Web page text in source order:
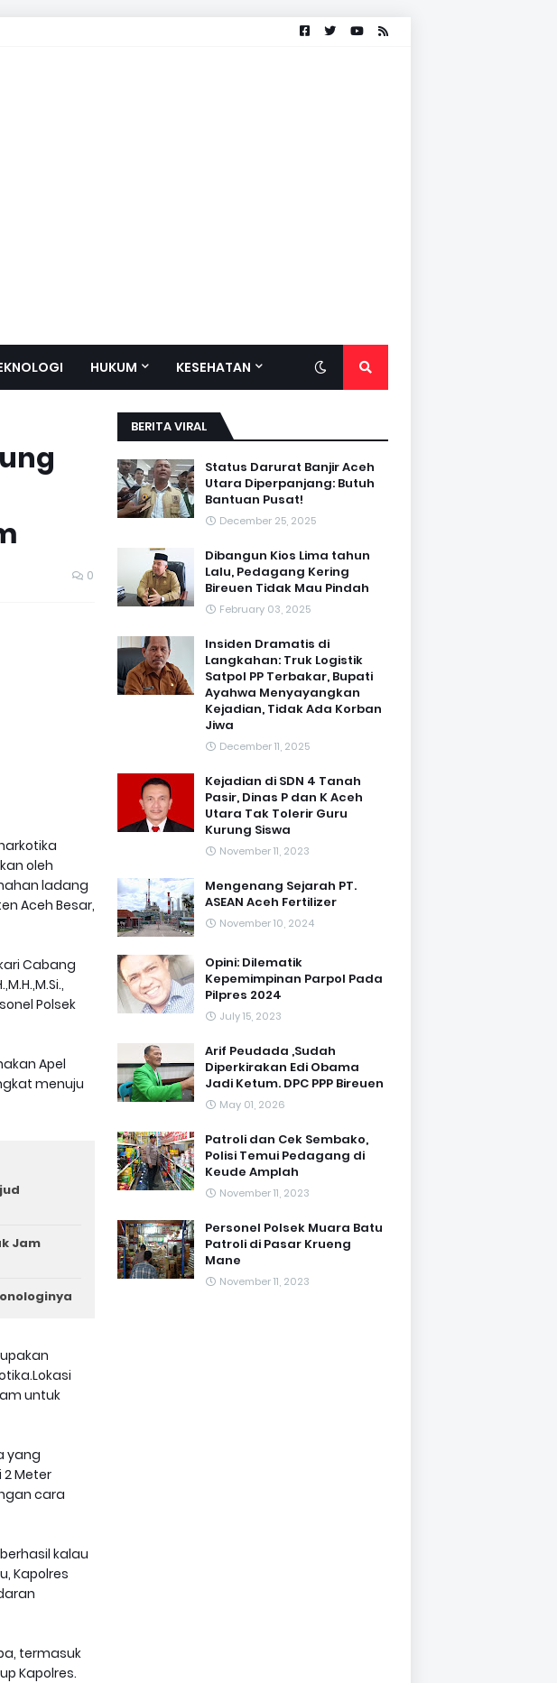
HUKUM KESEHATAN
0
oleh
ladang
Aceh Besar,
Cabang
Polsek
Apel
menuju
Jam
untuk
yang
Meter
cara
kalau
Kapolres
termasuk
Kapolres.
BERITA VIRAL
Status Darurat Banjir Aceh
Utara Diperpanjang: Butuh
Bantuan Pusat!
December 25, 2025
Dibangun Kios Lima tahun
Lalu, Pedagang Kering
Bireuen Tidak Mau Pindah
February 03, 2025
Insiden Dramatis di
Langkahan: Truk Logistik
Satpol PP Terbakar, Bupati
Ayahwa Menyayangkan
Kejadian, Tidak Ada Korban
Jiwa
December 11, 2025
Kejadian di SDN 4 Tanah
Pasir, Dinas P dan K Aceh
Utara Tak Tolerir Guru
Kurung Siswa
November 11, 2023
Mengenang Sejarah PT.
ASEAN Aceh Fertilizer
November 10, 2024
Opini: Dilematik
Kepemimpinan Parpol Pada
Pilpres 2024
July 15, 2023
Arif Peudada ,Sudah
Diperkirakan Edi Obama
Jadi Ketum. DPC PPP Bireuen
May 01, 2026
Patroli dan Cek Sembako,
Polisi Temui Pedagang di
Keude Amplah
November 11, 2023
Personel Polsek Muara Batu
Patroli di Pasar Krueng
Mane
November 11, 2023